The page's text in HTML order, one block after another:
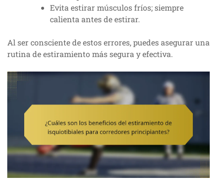
Evita estirar músculos fríos; siempre
calienta antes de estirar.
Al ser consciente de estos errores, puedes asegurar una
rutina de estiramiento más segura y efectiva.